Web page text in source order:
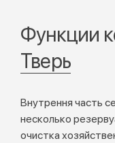
Функции
Тверь
Внутрення часть
несколько
очистка